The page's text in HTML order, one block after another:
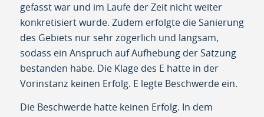
gefasst war und im Laufe der Zeit nicht weiter
konkretisiert wurde. Zudem erfolgte die Sanierung
des Gebiets nur sehr zögerlich und langsam,
sodass ein Anspruch auf Aufhebung der Satzung
bestanden habe. Die Klage des E hatte in der
Vorinstanz keinen Erfolg. E legte Beschwerde ein.
Die Beschwerde hatte keinen Erfolg. In dem